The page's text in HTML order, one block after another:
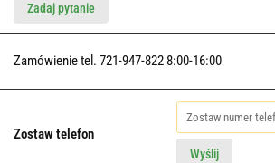
Zadaj pytanie
Zamówienie tel. 721-947-822 8:00-16:00
Zostaw telefon
Wyślij